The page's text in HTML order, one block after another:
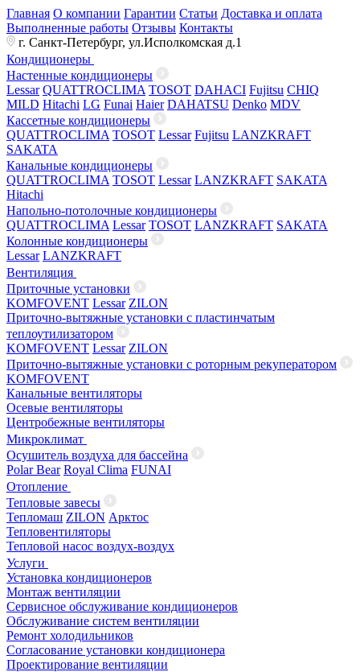
Главная О компании Гарантии Статьи Доставка и оплата
Выполненные работы Отзывы Контакты
г. Санкт-Петербург, ул.Исполкомская д.1
Кондиционеры
Настенные кондиционеры
Lessar QUATTROCLIMA TOSOT DAHACI Fujitsu CHIQ
MILD Hitachi LG Funai Haier DAHATSU Denko MDV
Кассетные кондиционеры
QUATTROCLIMA TOSOT Lessar Fujitsu LANZKRAFT
SAKATA
Канальные кондиционеры
QUATTROCLIMA TOSOT Lessar LANZKRAFT SAKATA
Hitachi
Напольно-потолочные кондиционеры
QUATTROCLIMA Lessar TOSOT LANZKRAFT SAKATA
Колонные кондиционеры
Lessar LANZKRAFT
Вентиляция
Приточные установки
KOMFOVENT Lessar ZILON
Приточно-вытяжные установки с пластинчатым
теплоутилизатором
KOMFOVENT Lessar ZILON
Приточно-вытяжные установки с роторным рекуператором
KOMFOVENT
Канальные вентиляторы
Осевые вентиляторы
Центробежные вентиляторы
Микроклимат
Осушитель воздуха для бассейна
Polar Bear Royal Clima FUNAI
Отопление
Тепловые завесы
Тепломаш ZILON Арктос
Тепловентиляторы
Тепловой насос воздух-воздух
Услуги
Установка кондиционеров
Монтаж вентиляции
Сервисное обслуживание кондиционеров
Обслуживание систем вентиляции
Ремонт холодильников
Согласование установки кондиционера
Проектирование вентиляции